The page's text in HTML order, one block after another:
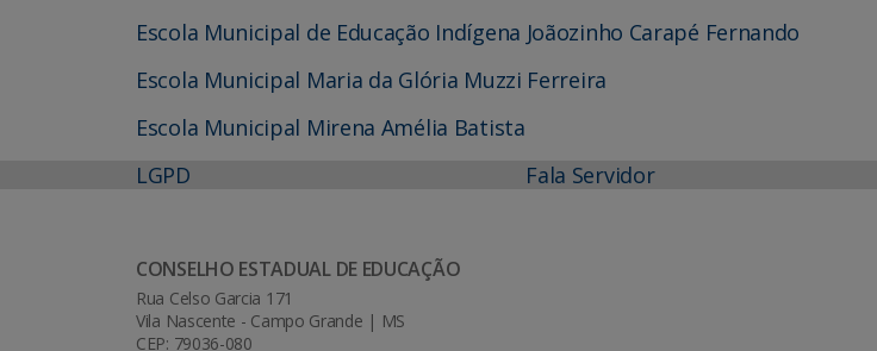
Escola Municipal de Educação Indígena Joãozinho Carapé Fernando
Escola Municipal Maria da Glória Muzzi Ferreira
Escola Municipal Mirena Amélia Batista
LGPD
Fala Servidor
CONSELHO ESTADUAL DE EDUCAÇÃO
Rua Celso Garcia 171
Vila Nascente - Campo Grande | MS
CEP: 79036-080